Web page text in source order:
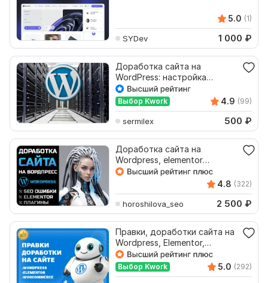
5.0 (1)
SYDev 1 000 ₽
Доработка сайта на
WordPress: настройка
WooCommerce, ACF,
Elementor
Выбор Kwork 4.9 (99)
sermilex 500 ₽
Доработка сайта на
Wordpress, elementor
настройка страниц и блоков
4.8 (322)
horoshilova_seo 2 500 ₽
Правки, доработки сайта на
Wordpress, Elementor,
Woocommerce, WP
Выбор Kwork 5.0 (292)